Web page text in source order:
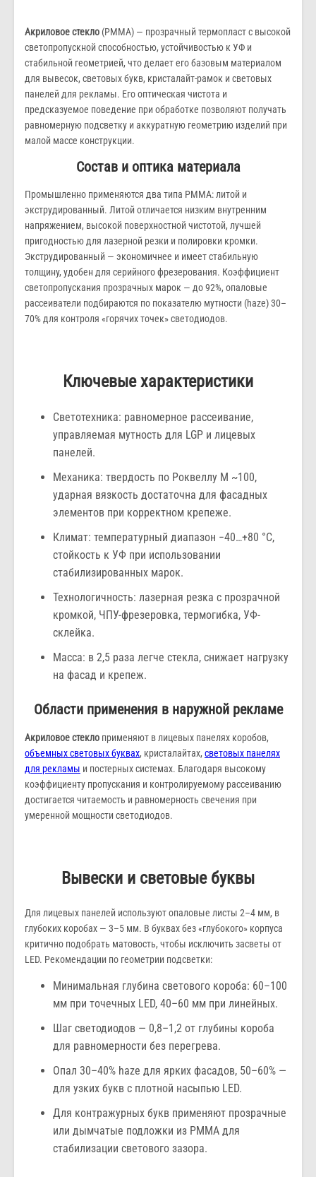
Акриловое стекло (PMMA) — прозрачный термопласт с высокой
светопропускной способностью, устойчивостью к УФ и
стабильной геометрией, что делает его базовым материалом
для вывесок, световых букв, кристалайт-рамок и световых
панелей для рекламы. Его оптическая чистота и
предсказуемое поведение при обработке позволяют получать
равномерную подсветку и аккуратную геометрию изделий при
малой массе конструкции.
Состав и оптика материала
Промышленно применяются два типа PMMA: литой и
экструдированный. Литой отличается низким внутренним
напряжением, высокой поверхностной чистотой, лучшей
пригодностью для лазерной резки и полировки кромки.
Экструдированный — экономичнее и имеет стабильную
толщину, удобен для серийного фрезерования. Коэффициент
светопропускания прозрачных марок — до 92%, опаловые
рассеиватели подбираются по показателю мутности (haze) 30–
70% для контроля «горячих точек» светодиодов.
Ключевые характеристики
Светотехника: равномерное рассеивание,
управляемая мутность для LGP и лицевых
панелей.
Механика: твердость по Роквеллу M ~100,
ударная вязкость достаточна для фасадных
элементов при корректном крепеже.
Климат: температурный диапазон −40…+80 °C,
стойкость к УФ при использовании
стабилизированных марок.
Технологичность: лазерная резка с прозрачной
кромкой, ЧПУ-фрезеровка, термогибка, УФ-
склейка.
Масса: в 2,5 раза легче стекла, снижает нагрузку
на фасад и крепеж.
Области применения в наружной рекламе
Акриловое стекло применяют в лицевых панелях коробов,
объемных световых буквах, кристалайтах, световых панелях
для рекламы и постерных системах. Благодаря высокому
коэффициенту пропускания и контролируемому рассеиванию
достигается читаемость и равномерность свечения при
умеренной мощности светодиодов.
Вывески и световые буквы
Для лицевых панелей используют опаловые листы 2–4 мм, в
глубоких коробах — 3–5 мм. В буквах без «глубокого» корпуса
критично подобрать матовость, чтобы исключить засветы от
LED. Рекомендации по геометрии подсветки:
Минимальная глубина светового короба: 60–100
мм при точечных LED, 40–60 мм при линейных.
Шаг светодиодов — 0,8–1,2 от глубины короба
для равномерности без перегрева.
Опал 30–40% haze для ярких фасадов, 50–60% —
для узких букв с плотной насыпью LED.
Для контражурных букв применяют прозрачные
или дымчатые подложки из PMMA для
стабилизации светового зазора.